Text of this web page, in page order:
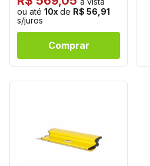
ou até 10x de R$ 56,91
s/juros
Comprar